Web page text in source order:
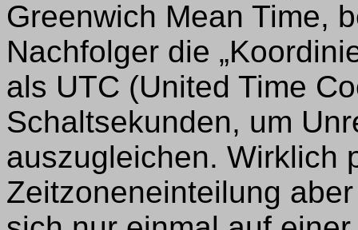
Greenwich Mean Time,
Nachfolger die
als UTC (United Time
Schaltsekunden, um
auszugleichen. Wirklich
Zeitzoneneinteilung